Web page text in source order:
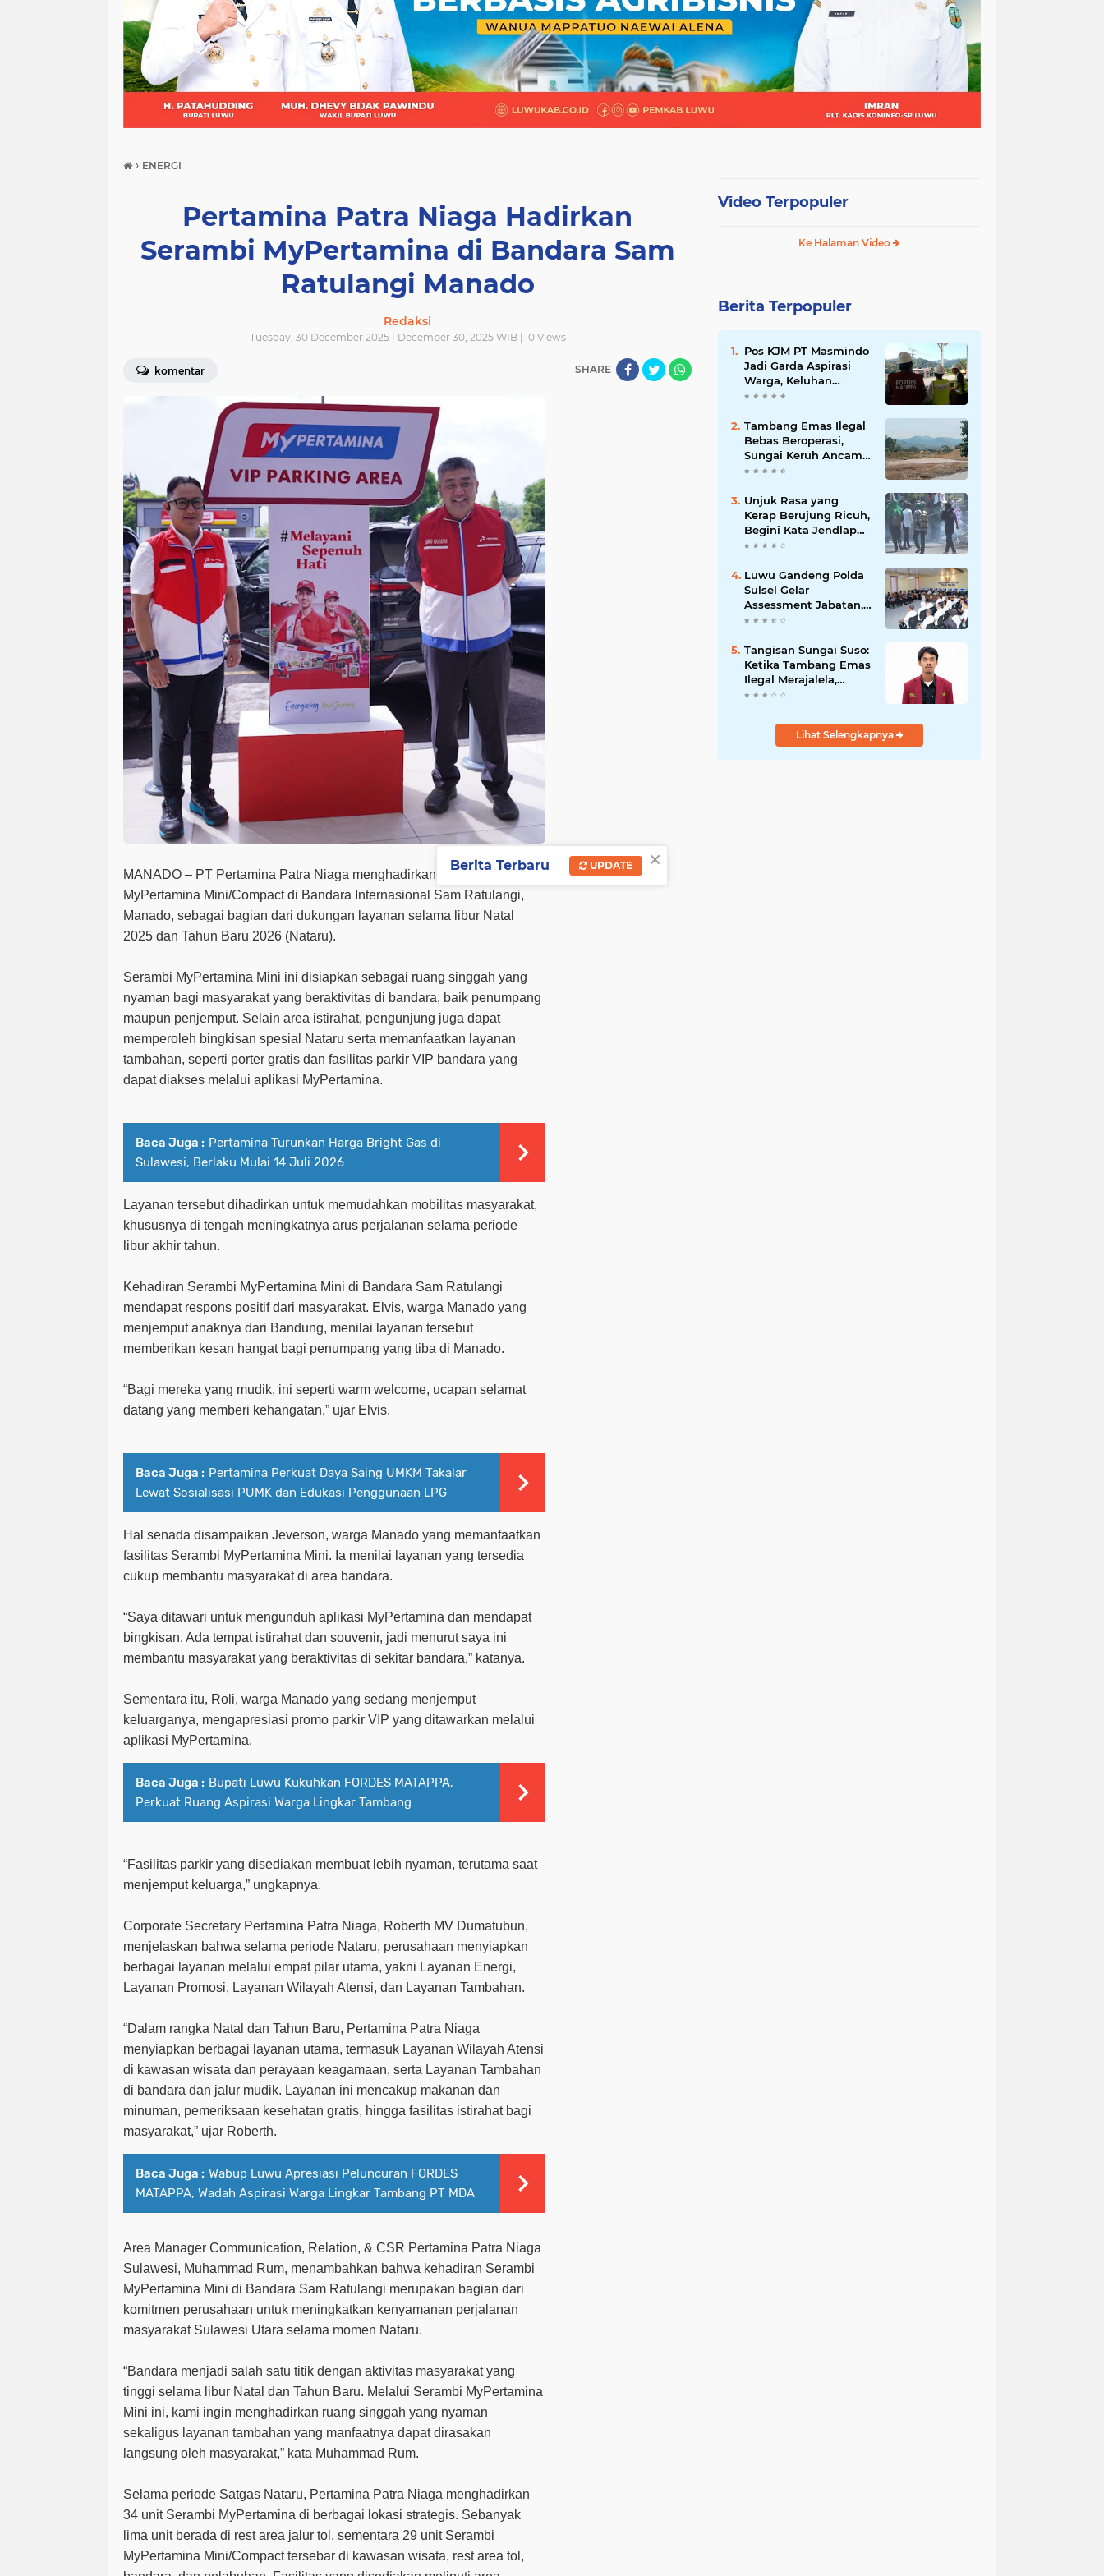
(21) (9) (7)
› ENERGI
Pertamina Patra Niaga Hadirkan
Serambi MyPertamina di Bandara Sam
Ratulangi Manado
Redaksi
Tuesday, 30 December 2025 | December 30, 2025 WIB | 0Views
komentar SHARE
MANADO – PT Pertamina Patra Niaga menghadirkan layananSerambi
MyPertamina Mini/Compactdi Bandara Internasional Sam Ratulangi,
Manado, sebagai bagian dari dukungan layanan selama libur Natal
2025 dan Tahun Baru 2026 (Nataru).
Serambi MyPertamina Mini ini disiapkan sebagai ruang singgah yang
nyaman bagi masyarakat yang beraktivitas di bandara, baik penumpang
maupun penjemput. Selain area istirahat, pengunjung juga dapat
memperoleh bingkisan spesial Nataru serta memanfaatkan layanan
tambahan, seperti porter gratis dan fasilitas parkir VIP bandara yang
dapat diakses melalui aplikasi MyPertamina.
Baca Juga : Pertamina Turunkan Harga Bright Gas di
Sulawesi, Berlaku Mulai 14 Juli 2026
Layanan tersebut dihadirkan untuk memudahkan mobilitas masyarakat,
khususnya di tengah meningkatnya arus perjalanan selama periode
libur akhir tahun.
Kehadiran Serambi MyPertamina Mini di Bandara Sam Ratulangi
mendapat respons positif dari masyarakat. Elvis, warga Manado yang
menjemput anaknya dari Bandung, menilai layanan tersebut
memberikan kesan hangat bagi penumpang yang tiba di Manado.
“Bagi mereka yang mudik, ini seperti warm welcome, ucapan selamat
datang yang memberi kehangatan,” ujar Elvis.
Baca Juga : Pertamina Perkuat Daya Saing UMKM Takalar
Lewat Sosialisasi PUMK dan Edukasi Penggunaan LPG
Hal senada disampaikan Jeverson, warga Manado yang memanfaatkan
fasilitas Serambi MyPertamina Mini. Ia menilai layanan yang tersedia
cukup membantu masyarakat di area bandara.
“Saya ditawari untuk mengunduh aplikasi MyPertamina dan mendapat
bingkisan. Ada tempat istirahat dan souvenir, jadi menurut saya ini
membantu masyarakat yang beraktivitas di sekitar bandara,” katanya.
Sementara itu, Roli, warga Manado yang sedang menjemput
keluarganya, mengapresiasi promo parkir VIP yang ditawarkan melalui
aplikasi MyPertamina.
Baca Juga : Bupati Luwu Kukuhkan FORDES MATAPPA,
Perkuat Ruang Aspirasi Warga Lingkar Tambang
“Fasilitas parkir yang disediakan membuat lebih nyaman, terutama saat
menjemput keluarga,” ungkapnya.
Corporate Secretary Pertamina Patra Niaga, Roberth MV Dumatubun,
menjelaskan bahwa selama periode Nataru, perusahaan menyiapkan
berbagai layanan melalui empat pilar utama, yakni Layanan Energi,
Layanan Promosi, Layanan Wilayah Atensi, dan Layanan Tambahan.
“Dalam rangka Natal dan Tahun Baru, Pertamina Patra Niaga
menyiapkan berbagai layanan utama, termasuk Layanan Wilayah Atensi
di kawasan wisata dan perayaan keagamaan, serta Layanan Tambahan
di bandara dan jalur mudik. Layanan ini mencakup makanan dan
minuman, pemeriksaan kesehatan gratis, hingga fasilitas istirahat bagi
masyarakat,” ujar Roberth.
Baca Juga : Wabup Luwu Apresiasi Peluncuran FORDES
MATAPPA, Wadah Aspirasi Warga Lingkar Tambang PT MDA
Area Manager Communication, Relation, & CSR Pertamina Patra Niaga
Sulawesi, Muhammad Rum, menambahkan bahwa kehadiran Serambi
MyPertamina Mini di Bandara Sam Ratulangi merupakan bagian dari
komitmen perusahaan untuk meningkatkan kenyamanan perjalanan
masyarakat Sulawesi Utara selama momen Nataru.
“Bandara menjadi salah satu titik dengan aktivitas masyarakat yang
tinggi selama libur Natal dan Tahun Baru. Melalui Serambi MyPertamina
Mini ini, kami ingin menghadirkan ruang singgah yang nyaman
sekaligus layanan tambahan yang manfaatnya dapat dirasakan
langsung oleh masyarakat,” kata Muhammad Rum.
Selama periode Satgas Nataru, Pertamina Patra Niaga menghadirkan
34 unit Serambi MyPertamina di berbagai lokasi strategis. Sebanyak
lima unit berada di rest area jalur tol, sementara 29 unit Serambi
MyPertamina Mini/Compact tersebar di kawasan wisata, rest area tol,
Video Terpopuler
Ke Halaman Video
Berita Terpopuler
Pos KJM PT Masmindo
Jadi Garda Aspirasi
Warga, Keluhan
Ditangani Maksimal
Tambang Emas Ilegal
Bebas Beroperasi,
Sungai Keruh Ancam
Sawah dan Air Bersih
Unjuk Rasa yang
Kerap Berujung Ricuh,
Begini Kata Jendlap
API
Luwu Gandeng Polda
Sulsel Gelar
Assessment Jabatan,
Perkuat Penempatan
Kompetensi
Tangisan Sungai Suso:
Ketika Tambang Emas
Ilegal Merajalela,
Negara Seolah
Lihat Selengkapnya
×
Berita Terbaru UPDATE